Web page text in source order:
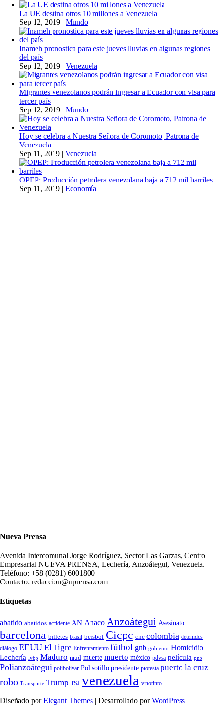
La UE destina otros 10 millones a Venezuela
Sep 12, 2019 | Mundo
Inameh pronostica para este jueves lluvias en algunas regiones
del país
Sep 12, 2019 | Venezuela
Migrantes venezolanos podrán ingresar a Ecuador con visa para
tercer país
Sep 12, 2019 | Mundo
Hoy se celebra a Nuestra Señora de Coromoto, Patrona de
Venezuela
Sep 11, 2019 | Venezuela
OPEP: Producción petrolera venezolana baja a 712 mil barriles
Sep 11, 2019 | Economía
Nueva Prensa
Avenida Intercomunal Jorge Rodríguez, Sector Las Garzas, Centro
Empresarial NUEVA PRENSA, Lechería, Anzoátegui, Venezuela.
Teléfono: +58 (0281) 6001800
Contacto: redaccion@nprensa.com
Etiquetas
abatido abatidos accidente AN Anaco Anzoátegui Asesinato
barcelona billetes brasil béisbol Cicpc cne colombia detenidos
diálogo EEUU El Tigre Enfrentamiento fútbol gnb gobierno Homicidio
Lechería lvbp Maduro mud muerte muerto méxico pdvsa película pnb
Polianzoátegui polibolivar Polisotillo presidente protesta puerto la cruz
robo Transporte Trump TSJ venezuela vinotinto
Diseñado porElegant Themes | Desarrollado porWordPress